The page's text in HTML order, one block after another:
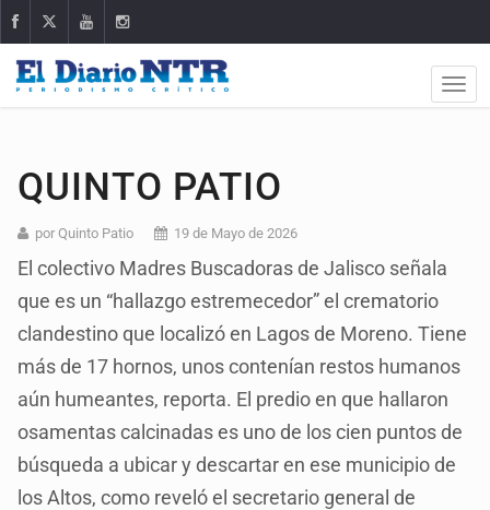
QUINTO PATIO
por Quinto Patio 19 de Mayo de 2026
El colectivo Madres Buscadoras de Jalisco señala
que es un “hallazgo estremecedor” el crematorio
clandestino que localizó en Lagos de Moreno. Tiene
más de 17 hornos, unos contenían restos humanos
aún humeantes, reporta. El predio en que hallaron
osamentas calcinadas es uno de los cien puntos de
búsqueda a ubicar y descartar en ese municipio de
los Altos, como reveló el secretario general de